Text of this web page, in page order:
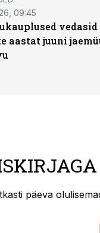
09:45
aastat juuni
päeva